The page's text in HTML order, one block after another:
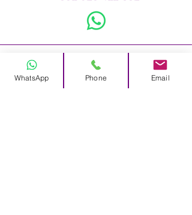
WhatsApp Phone Email